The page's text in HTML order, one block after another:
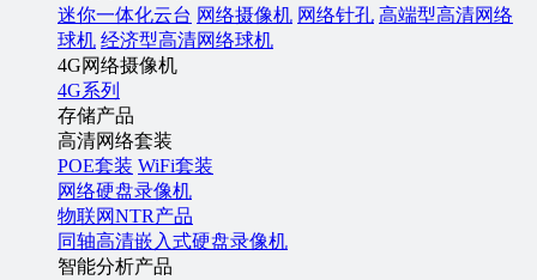
迷你一体化云台 网络摄像机 网络针孔 高端型高清网络
球机 经济型高清网络球机
4G网络摄像机
4G系列
存储产品
高清网络套装
POE套装 WiFi套装
网络硬盘录像机
物联网NTR产品
同轴高清嵌入式硬盘录像机
智能分析产品